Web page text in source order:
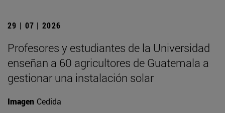
29 | 07 | 2026
Profesores y estudiantes de la Universidad
enseñan a 60 agricultores de Guatemala a
gestionar una instalación solar
Imagen Cedida